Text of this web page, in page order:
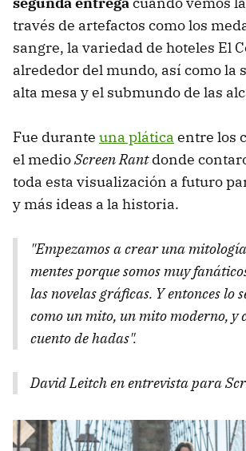
través de artefactos como los
sangre, la variedad de hoteles El
alrededor del mundo, así como la
alta mesa y el submundo de las
Fue durante una plática entre los
el medioScreen Rantdonde
toda esta visualización a futuro
y más ideas a la historia.
"Empezamos a crear una
mentes porque somos muy
las novelas gráficas. Y entonces lo
como un mito, un mito moderno, y
cuento de hadas".
David Leitch en entrevista para